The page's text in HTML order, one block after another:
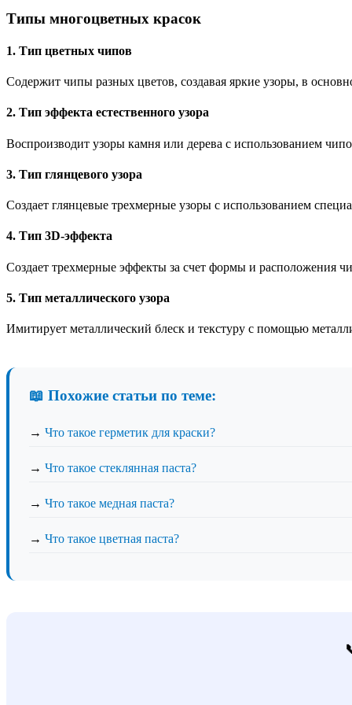
Типы многоцветных красок
1. Тип цветных чипов
Содержит чипы разных цветов, создавая яркие узоры, в
2. Тип эффекта естественного узора
Воспроизводит узоры камня или дерева с использованием
3. Тип глянцевого узора
Создает глянцевые трехмерные узоры с использованием
4. Тип 3D-эффекта
Создает трехмерные эффекты за счет формы и расположения
5. Тип металлического узора
Имитирует металлический блеск и текстуру с помощью
📖 Похожие статьи по теме:
→ Что такое герметик для краски?
→ Что такое стеклянная паста?
→ Что такое медная паста?
→ Что такое цветная паста?